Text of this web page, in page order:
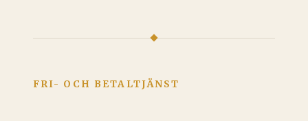
FRI- OCH BETALTJÄNST